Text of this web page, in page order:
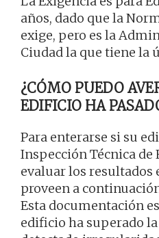
años, dado que la
exige, pero es la
Ciudad la que tiene la
¿CÓMO PUEDO
EDIFICIO HA
Para enterarse si su
Inspección Técnica de
evaluar los resultados
proveen a
Esta documentación
edificio ha superado